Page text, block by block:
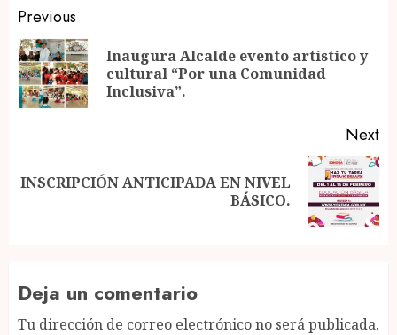
Post
navigation
Previous
Inaugura Alcalde evento artístico y
cultural “Por una Comunidad
Inclusiva”.
Next
Next
INSCRIPCIÓN ANTICIPADA EN NIVEL
BÁSICO.
Deja un comentario
Tu dirección de correo electrónico no será publicada.